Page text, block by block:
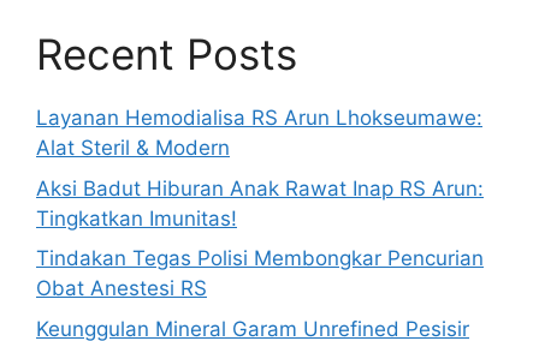
Recent Posts
Layanan Hemodialisa RS Arun Lhokseumawe:
Alat Steril & Modern
Aksi Badut Hiburan Anak Rawat Inap RS Arun:
Tingkatkan Imunitas!
Tindakan Tegas Polisi Membongkar Pencurian
Obat Anestesi RS
Keunggulan Mineral Garam Unrefined Pesisir